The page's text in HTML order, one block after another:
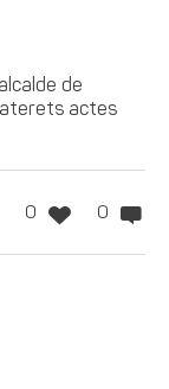
de
actes
0 0